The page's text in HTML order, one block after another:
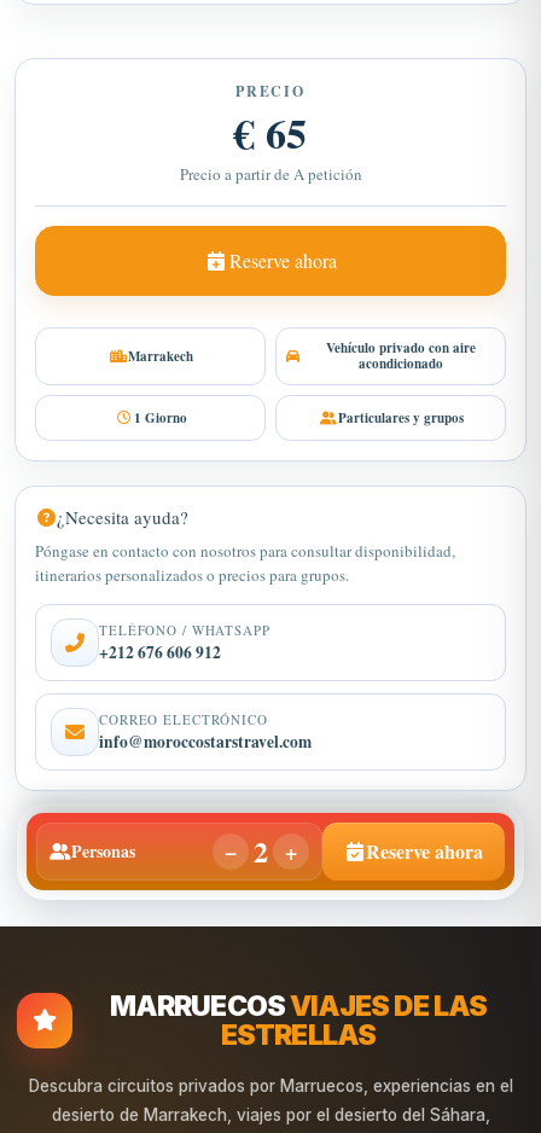
PRECIO
€ 65
Precio a partir de A petición
Reserve ahora
Marrakech
acondicionado
1 Giorno Particulares y grupos
¿Necesita ayuda?
Póngase en contacto con nosotros para consultar disponibilidad,
itinerarios personalizados o precios para grupos.
TELÉFONO / WHATSAPP
+212 676 606 912
CORREO ELECTRÓNICO
info@moroccostarstravel.com
Personas − 2 + Reserve ahora
ESTRELLAS
desierto de Marrakech, viajes por el desierto del Sáhara,
excursiones de un día, rutas culturales y experiencias Premium